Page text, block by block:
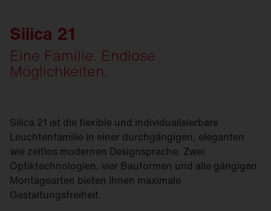
Silica 21
Eine Familie. Endlose
Möglichkeiten.
Silica 21 ist die flexible und individualisierbare
Leuchtenfamilie in einer durchgängigen, eleganten
wie zeitlos modernen Designsprache. Zwei
Optiktechnologien, vier Bauformen und alle gängigen
Montagearten bieten Ihnen maximale
Gestaltungsfreiheit.